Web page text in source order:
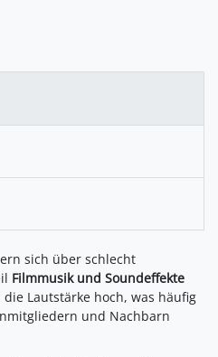
sich über schlecht
Filmmusik und Soundeffekte
die Lautstärke hoch, was häufig
und Nachbarn